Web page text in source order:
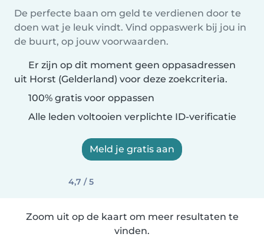
De perfecte baan om geld te verdienen door te
doen wat je leuk vindt. Vind oppaswerk bij jou in
de buurt, op jouw voorwaarden.
Er zijn op dit moment geen oppasadressen
uit Horst (Gelderland) voor deze zoekcriteria.
100% gratis voor oppassen
Alle leden voltooien verplichte ID-verificatie
Meld je gratis aan
4,7 / 5
Zoom uit op de kaart om meer resultaten te
vinden.